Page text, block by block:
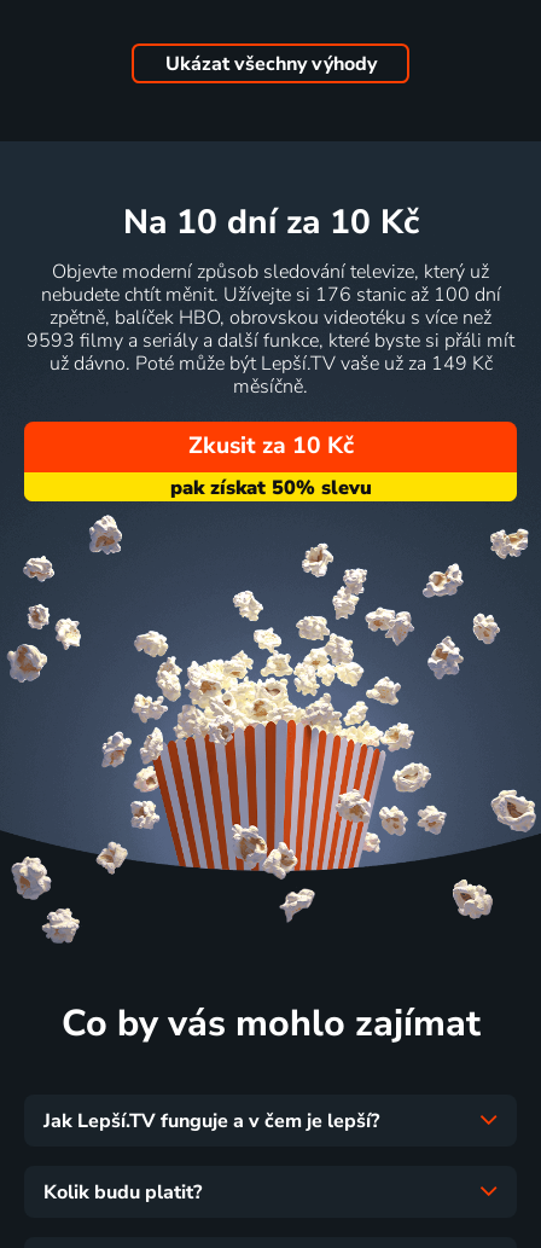
Ukázat všechny výhody
na 10 dní za 10 Kč
Objevte moderní způsob sledování televize, který už
nebudete chtít měnit. Užívejte si 176 stanic až 100 dní
zpětně, balíček HBO, obrovskou videotéku s více než
9593 filmy a seriály a další funkce, které byste si přáli mít
už dávno. Poté může být Lepší.TV vaše už za 149 Kč
měsíčně.
Zkusit za 10 Kč
Co by vás mohlo zajímat
Jak Lepší.TV funguje a v čem je lepší?
Kolik budu platit?